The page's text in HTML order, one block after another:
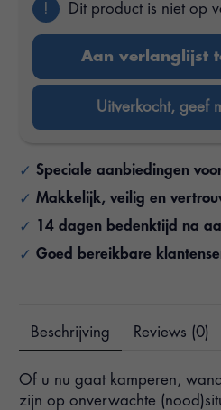
! Dit product is niet op
Aan verlanglijst
Uitverkocht, geef
Speciale aanbiedingen
Makkelijk, veilig en
14 dagen bedenktijd na
Goed bereikbare
Beschrijving Reviews (0)
Of u nu gaat kamperen,
zijn op onverwachte